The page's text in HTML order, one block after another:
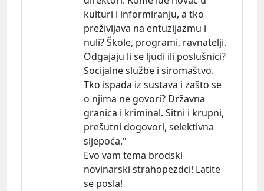
kulturi i informiranju, a tko
preživljava na entuzijazmu i
nuli? Škole, programi, ravnatelji.
Odgajaju li se ljudi ili poslušnici?
Socijalne službe i siromaštvo.
Tko ispada iz sustava i zašto se
o njima ne govori? Državna
granica i kriminal. Sitni i krupni,
prešutni dogovori, selektivna
sljepoća."
Evo vam tema brodski
novinarski strahopezdci! Latite
se posla!